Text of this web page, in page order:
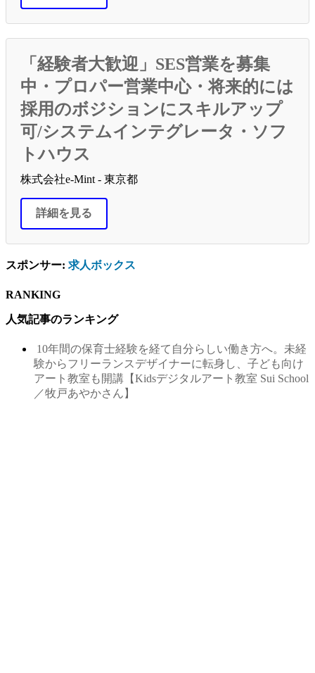
「経験者大歓迎」SES営業を募集
中・プロパー営業中心・将来的には
採用のボジションにスキルアップ
可/システムインテグレータ・ソフ
トハウス
株式会社e-Mint - 東京都
詳細を見る
スポンサー: 求人ボックス
RANKING
人気記事のランキング
10年間の保育士経験を経て自分らしい働き方へ。未経
験からフリーランスデザイナーに転身し、子ども向け
アート教室も開講【Kidsデジタルアート教室 Sui School
／牧戸あやかさん】